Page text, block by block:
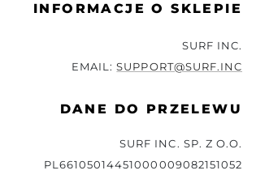
INFORMACJE O SKLEPIE
SURF INC.
EMAIL:SUPPORT@SURF.INC
DANE DO PRZELEWU
SURF INC. SP. Z O.O.
PL66105014451000009082151052